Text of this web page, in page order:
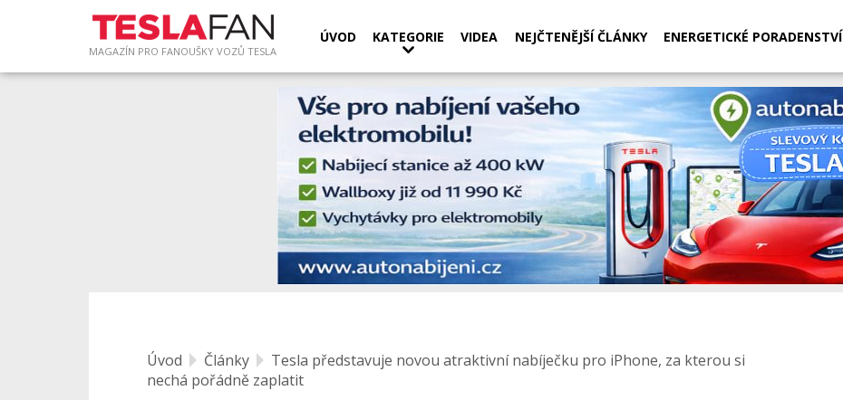
MAGAZÍN PRO FANOUŠKY VOZŮ TESLA
ÚVOD KATEGORIE VIDEA NEJČTENĚJŠÍ ČLÁNKY ENERGETICKÉ PORADENSTVÍ
Úvod Články
Tesla představuje novou atraktivní nabíječku pro iPhone, za kterou si
nechá pořádně zaplatit